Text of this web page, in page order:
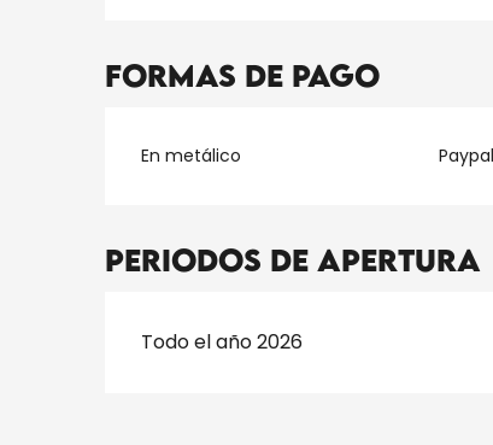
Formas de pago
En metálico Paypal
Periodos de apertura
Todo el año 2026